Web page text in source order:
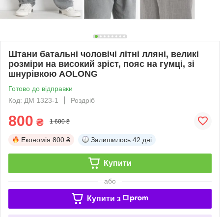
Штани батальні чоловічі літні лляні, великі
розміри на високий зріст, пояс на гумці, зі
шнурівкою AOLONG
Готово до відправки
Код: ДМ 1323-1
Роздріб
800 ₴ 1 600 ₴
Економія 800 ₴ Залишилось 42 дні
Купити
або
Купити з